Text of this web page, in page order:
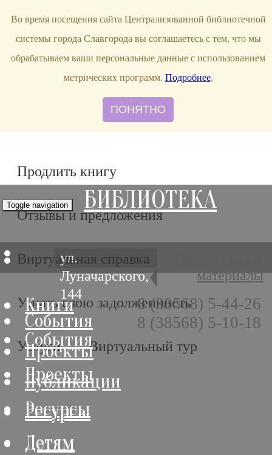
bibl-serv@mail.ru
Продлить книгу
Отзывы и предложения
Виртуальная справка
Узнать свою задолженность
Услуги Виртуальный тур
материалы
ул.
Луначарского,
144
8 (38568) 5-44-26
8 (38568) 5-10-18
Книги
События
Проекты
Публикации
Ресурсы
Детям
Toggle navigation БИБЛИОТЕКА
Книги
События
Проекты
Ресурсы
Детям
Во время посещения сайта Централизованной библиотечной
системы города Славгорода вы соглашаетесь с тем, что мы
обрабатываем ваши персональные данные с использованием
метрических программ. Подробнее.
ПОНЯТНО